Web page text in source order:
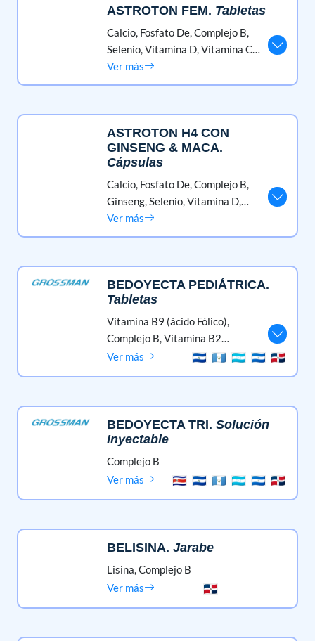
ASTROTON FEM. Tabletas
Calcio, Fosfato De,Complejo B,
Selenio,Vitamina D,Vitamina C
(ácido Ascórbico)
Ver más
ASTROTON H4 CON
GINSENG & MACA.
Cápsulas
Calcio, Fosfato De,Complejo B,
Ginseng, Selenio,Vitamina D,
Vitamina C (ácido Ascórbico)
Ver más
BEDOYECTA PEDIÁTRICA.
Tabletas
Vitamina B9 (ácido Fólico),
Complejo B,Vitamina B2
(riboflavina),
Vitamina B3
Ver más
BEDOYECTA TRI.Solución
Inyectable
Complejo B
Ver más
BELISINA.Jarabe
Lisina,Complejo B
Ver más